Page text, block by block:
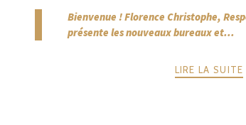
Bienvenue ! Florence Christophe,
présente les nouveaux bureaux et...
LIRE LA SUITE